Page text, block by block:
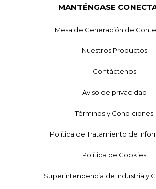
MANTÉNGASE
Mesa de Generación de
Nuestros Productos
Contáctenos
Aviso de privacidad
Términos y Condiciones
Política de Tratamiento de
Política de Cookies
Superintendencia de Industria y